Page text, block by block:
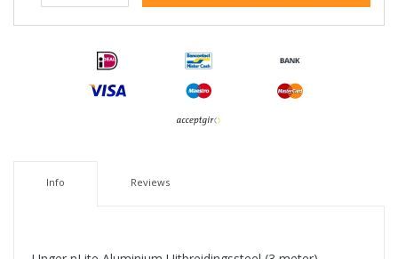
Info Reviews